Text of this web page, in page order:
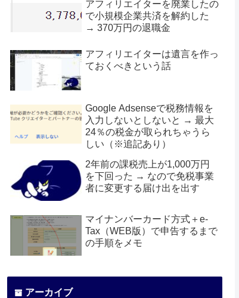
アフィリエイターを廃業したの
で小規模企業共済を解約した
→ 370万円の退職金
アフィリエイターは遺言を作っ
ておくべきという話
Google Adsenseで税務情報を
入力しないとしないと → 最大
24％の税金が取られちゃうら
しい（※追記あり）
2年前の課税売上が1,000万円
を下回った → なので免税事業
者に変更する届け出を出す
マイナンバーカード方式＋e-
Tax（WEB版）で申告するまで
の手順をメモ
アーカイブ